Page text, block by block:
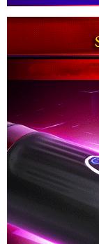
Âm
Đạo
Giả
Tự
Động
Thụt
Co
Bóp
Sưởi
Ấm
Phê
Nhật
Bản
FreeLander